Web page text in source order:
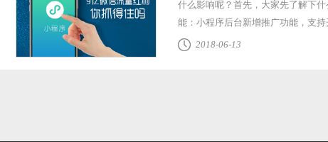
什么影响呢？首先，大家先了解下
能：小程序后台新增推广功能，支
定义关键词。 ...
2018-06-13